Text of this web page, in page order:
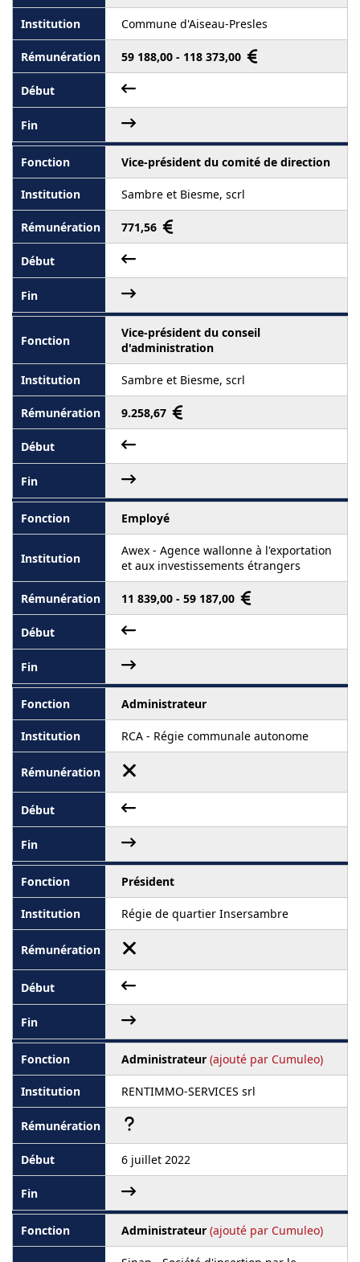
Commune d'Aiseau-Presles
59 188,00 - 118 373,00
Vice-président du comité de direction
Sambre et Biesme, scrl
771,56
Vice-président du conseil
d'administration
Sambre et Biesme, scrl
9.258,67
Employé
Awex - Agence wallonne à l'exportation
et aux investissements étrangers
11 839,00 - 59 187,00
Administrateur
RCA - Régie communale autonome
Président
Régie de quartier Insersambre
Administrateur (ajouté par Cumuleo)
RENTIMMO-SERVICES srl
6 juillet 2022
Administrateur (ajouté par Cumuleo)